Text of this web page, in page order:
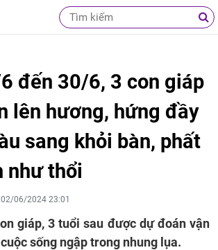
đến 30/6, 3 con giáp
lên hương, hứng đầy
sang khỏi bàn, phất
như thổi
02/06/2024 23:01
giáp, 3 tuổi sau được dự đoán vận
sống ngập trong nhung lụa.